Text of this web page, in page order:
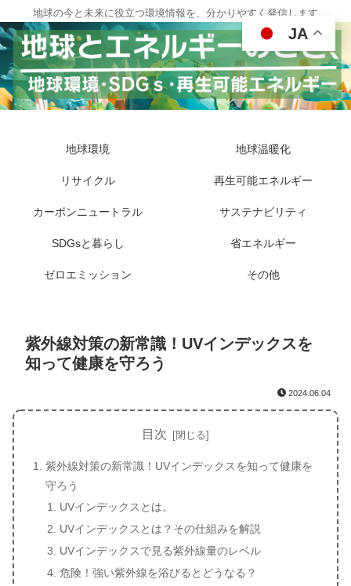
地球の今と未来に役立つ環境情報を、分かりやすく発信します
地球環境 地球温暖化
リサイクル 再生可能エネルギー
カーボンニュートラル サステナビリティ
SDGsと暮らし 省エネルギー
ゼロエミッション その他
紫外線対策の新常識！UVインデックスを
知って健康を守ろう
2024.06.04
目次
紫外線対策の新常識！UVインデックスを知って健康を
守ろう
UVインデックスとは。
UVインデックスとは？その仕組みを解説
UVインデックスで見る紫外線量のレベル
危険！強い紫外線を浴びるとどうなる？
JA